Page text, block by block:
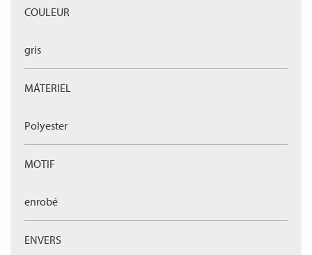
COULEUR
gris
MÁTERIEL
Polyester
MOTIF
enrobé
ENVERS